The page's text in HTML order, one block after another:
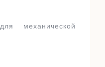
механической